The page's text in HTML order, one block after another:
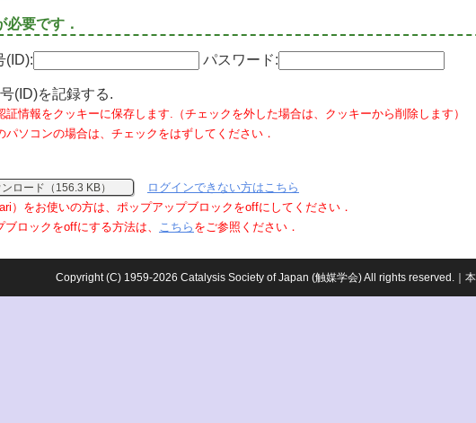
必要です．
(ID): パスワード:
(ID)を記録する.
証情報をクッキーに保存します.（チェックを外した場合は、クッキーから削除します）
パソコンの場合は、チェックをはずしてください．
ロード（156.3 KB）
ログインできない方はこちら
）をお使いの方は、ポップアップブロックをoffにしてください．
ロックをoffにする方法は、 こちら をご参照ください．
Copyright (C) 1959-2026 Catalysis Society of Japan (触媒学会) All rights reserved.｜